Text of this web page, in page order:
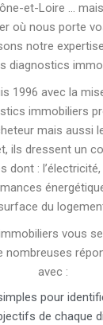
et-Loire …
où nous porte
notre
diagnostics
1996 avec la
immobiliers
mais aussi
ils dressent un
dont : l’électricité,
du
vous
nombreuses
avec :
pour
de chaque